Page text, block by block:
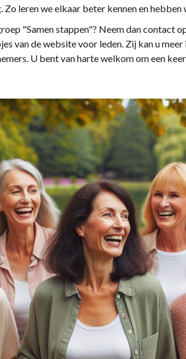
leren we elkaar beter kennen en hebben
"Samen stappen"? Neem dan contact
van de website voor leden. Zij kan u
U bent van harte welkom om een